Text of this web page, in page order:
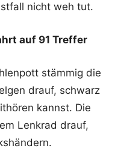
nicht weh tut.
auf 91 Treffer
stämmig die
drauf, schwarz
kannst. Die
Lenkrad drauf,